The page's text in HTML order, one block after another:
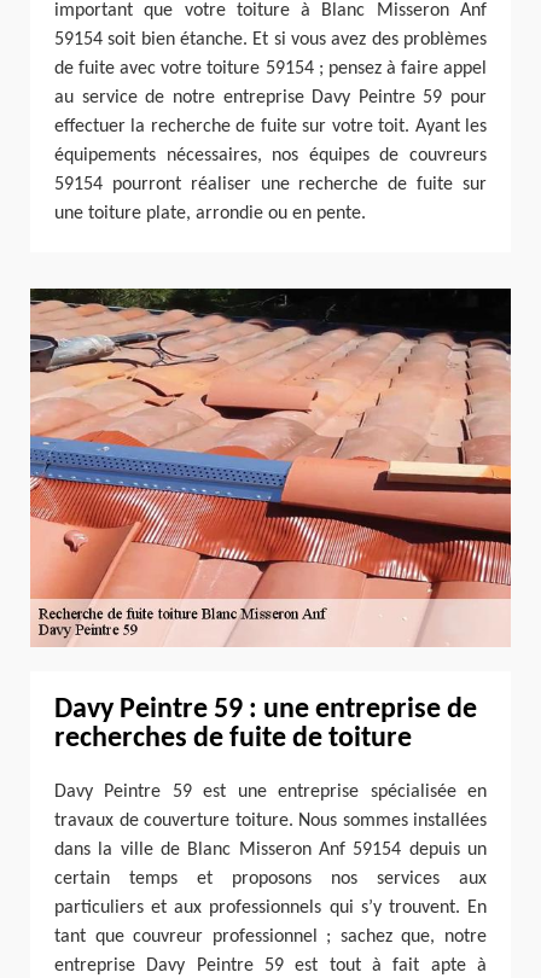
important que votre toiture à Blanc Misseron Anf
59154 soit bien étanche. Et si vous avez des problèmes
de fuite avec votre toiture 59154 ; pensez à faire appel
au service de notre entreprise Davy Peintre 59 pour
effectuer la recherche de fuite sur votre toit. Ayant les
équipements nécessaires, nos équipes de couvreurs
59154 pourront réaliser une recherche de fuite sur
une toiture plate, arrondie ou en pente.
Davy Peintre 59 : une entreprise de
recherches de fuite de toiture
Davy Peintre 59 est une entreprise spécialisée en
travaux de couverture toiture. Nous sommes installées
dans la ville de Blanc Misseron Anf 59154 depuis un
certain temps et proposons nos services aux
particuliers et aux professionnels qui s’y trouvent. En
tant que couvreur professionnel ; sachez que, notre
entreprise Davy Peintre 59 est tout à fait apte à